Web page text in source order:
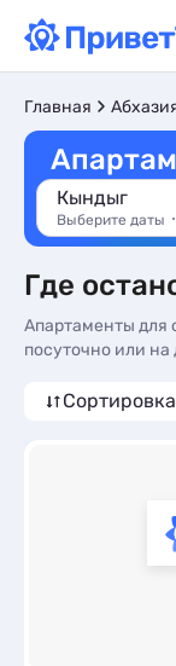
Главная
Кындыг
Выберите даты
Где
Апартаменты для
посуточно или на
туристов.
Сортировка